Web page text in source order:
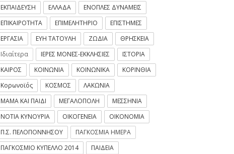
ΕΚΠΑΙΔΕΥΣΗ
ΕΛΛΑΔΑ
ΕΝΟΠΛΕΣ ΔΥΝΑΜΕΙΣ
ΕΠΙΚΑΙΡΟΤΗΤΑ
ΕΠΙΜΕΛΗΤΗΡΙΟ
ΕΠΙΣΤΗΜΕΣ
ΕΡΓΑΣΙΑ
ΕΥΗ ΤΑΤΟΥΛΗ ΖΩΔΙΑ
ΘΡΗΣΚΕΙΑ
Ιδιαίτερα
ΙΕΡΕΣ ΜΟΝΕΣ-ΕΚΚΛΗΣΙΕΣ
ΙΣΤΟΡΙΑ
ΚΑΙΡΟΣ
ΚΟΙΝΩΝΙΑ ΚΟΙΝΩΝΙΚΑ
ΚΟΡΙΝΘΙΑ
Κορωνοϊός
ΚΟΣΜΟΣ
ΛΑΚΩΝΙΑ
ΜΑΜΑ ΚΑΙ ΠΑΙΔΙ
ΜΕΓΑΛΟΠΟΛΗ
ΜΕΣΣΗΝΙΑ
ΝΟΤΙΑ ΚΥΝΟΥΡΙΑ
ΟΙΚΟΓΕΝΕΙΑ
ΟΙΚΟΝΟΜΙΑ
Π.Σ. ΠΕΛΟΠΟΝΝΗΣΟΥ
ΠΑΓΚΟΣΜΙΑ ΗΜΕΡΑ
ΠΑΓΚΟΣΜΙΟ ΚΥΠΕΛΛΟ 2014
ΠΑΙΔΕΙΑ